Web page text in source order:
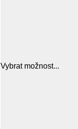
Vybrat možnost...